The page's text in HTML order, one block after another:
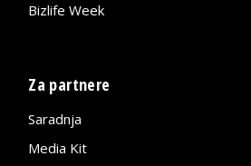
Bizlife Week
Za partnere
Saradnja
Media Kit